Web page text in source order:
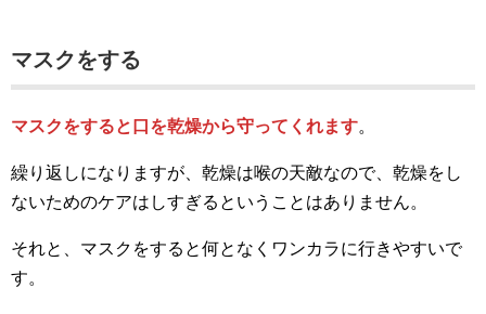
マスクをする
マスクをすると口を乾燥から守ってくれます。
繰り返しになりますが、乾燥は喉の天敵なので、乾燥をし
ないためのケアはしすぎるということはありません。
それと、マスクをすると何となくワンカラに行きやすいで
す。